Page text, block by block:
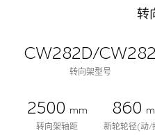
转
CW282D/CW282
转向架型号
2500 mm
转向架轴距
860
新轮轮径(动/